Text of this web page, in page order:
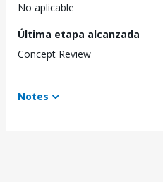
No aplicable
Última etapa alcanzada
Concept Review
Notes